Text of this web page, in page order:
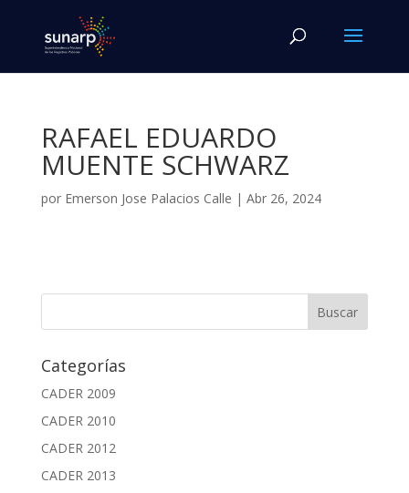
RAFAEL EDUARDO
MUENTE SCHWARZ
por Emerson Jose Palacios Calle | Abr 26, 2024
Categorías
CADER 2009
CADER 2010
CADER 2012
CADER 2013